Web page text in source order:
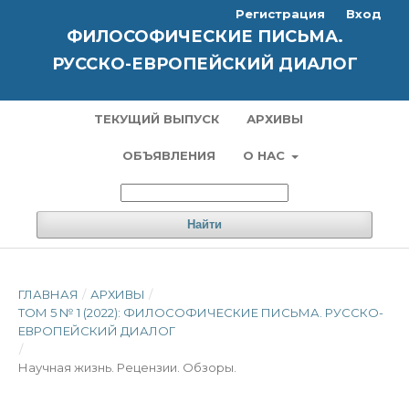
ФИЛОСОФИЧЕСКИЕ ПИСЬМА.
РУССКО-ЕВРОПЕЙСКИЙ ДИАЛОГ
ТЕКУЩИЙ ВЫПУСК АРХИВЫ
ОБЪЯВЛЕНИЯ О НАС
Найти
Регистрация Вход
ГЛАВНАЯ / АРХИВЫ /
ТОМ 5 № 1 (2022): ФИЛОСОФИЧЕСКИЕ ПИСЬМА. РУССКО-
ЕВРОПЕЙСКИЙ ДИАЛОГ
/
Научная жизнь. Рецензии. Обзоры.